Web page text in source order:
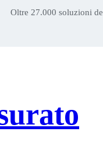
Oltre 27.000 soluzioni